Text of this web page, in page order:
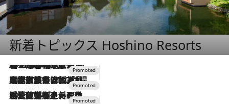
新着トピックス Hoshino Resorts
2026.8.7
【トンボの足水浴】ヒノキの香りに包まれて涼感マックス！約13℃の湧水かけ流しを避暑地「星野温泉 トンボの湯」で体験
2026.7.31
【ホテル帰省】という選択肢をOMOが提案。家族とほどよい距離を保つには「昼は実家、夜は気兼ねなくホテルで！」
2026.7.24
【夏限定ディナーコース】旬を迎える稚鮎や花ズッキーニなどをイタリア・トスカーナの郷土料理の手法で満喫！